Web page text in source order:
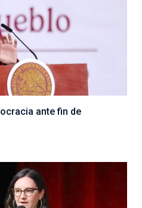
ante fin de